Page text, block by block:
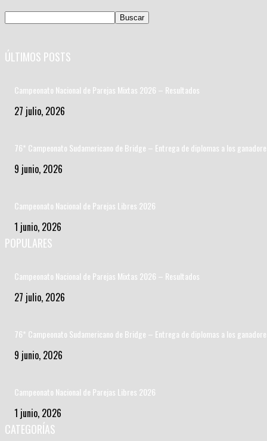
ÚLTIMOS POSTS
Campeonato Nacional de Parejas Mixtas 2026 – Resultados
27 julio, 2026
76* Campeonato Sudamericano de Bridge – Entrega de diplomas a los
9 junio, 2026
Campeonato Nacional de Parejas Libres 2026
1 junio, 2026
POPULARES
Campeonato Nacional de Parejas Mixtas 2026 – Resultados
27 julio, 2026
76* Campeonato Sudamericano de Bridge – Entrega de diplomas a los
9 junio, 2026
Campeonato Nacional de Parejas Libres 2026
1 junio, 2026
CATEGORÍAS